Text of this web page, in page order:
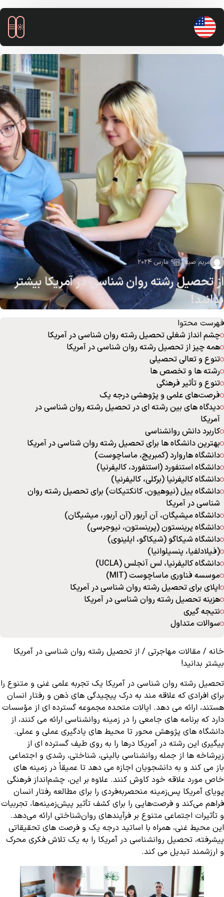
مریم صیفی 9 مارس 2024
از تحصیل رشته روان شناسی در آمریکا بیشتر
بدانید!
فهرست محتوا
چشم انداز شغلی تحصیل رشته روان شناسی در آمریکا
همه چیز از تحصیل رشته روان شناسی در آمریکا
تنوع و تعالی تحصیلی
رشته ها و تخصص ها
تنوع و تأثیر فرهنگی
فرصت‌های علمی و پژوهشی درجه یک
دیدگاه های بین رشته ای در تحصیل رشته روان شناسی در
آمریکا
کاربرد دانش روانشناسی
بهترین دانشگاه ها برای تحصیل رشته روان شناسی در آمریکا
دانشگاه هاروارد (کمبریج، ماساچوست)
دانشگاه استنفورد (استنفورد، کالیفرنیا)
دانشگاه کالیفرنیا (برکلی، کالیفرنیا)
دانشگاه ییل (نیوهیون، کانکتیکات) برای تحصیل رشته روان
شناسی در آمریکا
دانشگاه میشیگان، آن آربور (آن آربور، میشیگان)
دانشگاه پرینستون (پرینستون، نیوجرسی)
دانشگاه شیکاگو (شیکاگو، ایلینوی)
(فیلادلفیا، پنسیلوانیا)
دانشگاه کالیفرنیا، لس آنجلس (UCLA)
موسسه فناوری ماساچوست (MIT)
اپلای برای تحصیل رشته روان شناسی در آمریکا
هزینه تحصیل رشته روان شناسی در آمریکا
نتیجه گیری
سوالات متداول
خانه / مقالات مهاجرتی / از تحصیل رشته روان شناسی در آمریکا
بیشتر بدانید!
تحصیل رشته روان شناسی در آمریکا یک تجربه علمی غنی و متنوع را
برای افرادی که علاقه مند به درک پیچیدگی های ذهن و رفتار انسان
هستند، ارائه می دهد. ایالات متحده مجموعه گسترده ای از مؤسسات
دارد که برنامه های جامعی را در زمینه روانشناسی ارائه می کنند، از
دانشگاه های پژوهش محور تا محیط های یادگیری عملی و عملی.
پیگیری این رشته در آمریکا درها را به روی طیف گسترده ای از
زیرشاخه ها از جمله روانشناسی بالینی، شناختی، رشدی و اجتماعی
باز می کند و به دانشجویان اجازه می دهد تا عمیقاً در زمینه های
خاص مورد علاقه خود کاوش کنند. علاوه بر این، چشم‌انداز فرهنگی
پویای آمریکا پس‌زمینه منحصربه‌فردی را برای مطالعه رفتار انسان
فراهم می‌کند و فرصت‌هایی را برای کشف تأثیر پیش‌زمینه‌ها، تجربیات
و تأثیرات اجتماعی متنوع بر فرآیندهای روان‌شناختی ارائه می‌دهد.
این محیط غنی، همراه با اساتید درجه یک و فرصت های تحقیقاتی
پیشرفته، تحصیل روانشناسی در آمریکا را به یک تلاش فکری محرک
و ارزشمند تبدیل می کند.